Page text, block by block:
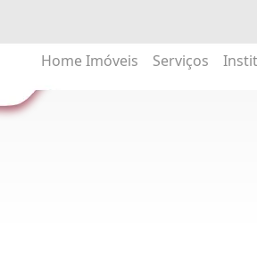
Home Imóveis Serviços